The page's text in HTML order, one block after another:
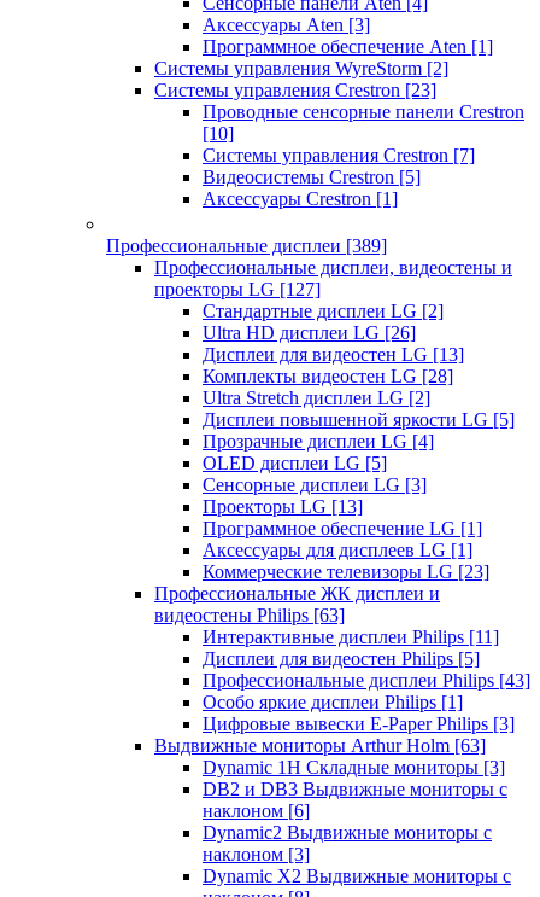
Аксессуары Aten [3]
Программное обеспечение Aten [1]
Системы управления WyreStorm [2]
Системы управления Crestron [23]
Проводные сенсорные панели Crestron
[10]
Системы управления Crestron [7]
Видеосистемы Crestron [5]
Аксессуары Crestron [1]
Профессиональные дисплеи [389]
Профессиональные дисплеи, видеостены и
проекторы LG [127]
Стандартные дисплеи LG [2]
Ultra HD дисплеи LG [26]
Дисплеи для видеостен LG [13]
Комплекты видеостен LG [28]
Ultra Stretch дисплеи LG [2]
Дисплеи повышенной яркости LG [5]
Прозрачные дисплеи LG [4]
OLED дисплеи LG [5]
Сенсорные дисплеи LG [3]
Проекторы LG [13]
Программное обеспечение LG [1]
Аксессуары для дисплеев LG [1]
Коммерческие телевизоры LG [23]
Профессиональные ЖК дисплеи и
видеостены Philips [63]
Интерактивные дисплеи Philips [11]
Дисплеи для видеостен Philips [5]
Профессиональные дисплеи Philips [43]
Особо яркие дисплеи Philips [1]
Цифровые вывески E-Paper Philips [3]
Выдвижные мониторы Arthur Holm [63]
Dynamic 1Н Складные мониторы [3]
DB2 и DB3 Выдвижные мониторы с
наклоном [6]
Dynamic2 Выдвижные мониторы с
наклоном [3]
Dynamic X2 Выдвижные мониторы с